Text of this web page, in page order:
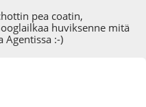
pea coatin,
huviksenne mitä
Agentissa :-)